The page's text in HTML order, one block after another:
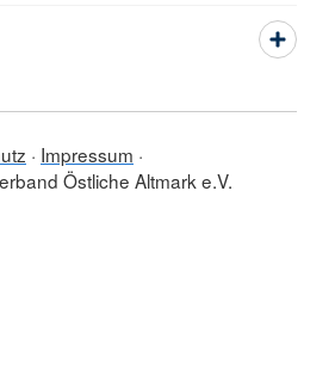
Impressum
Östliche Altmark e.V.